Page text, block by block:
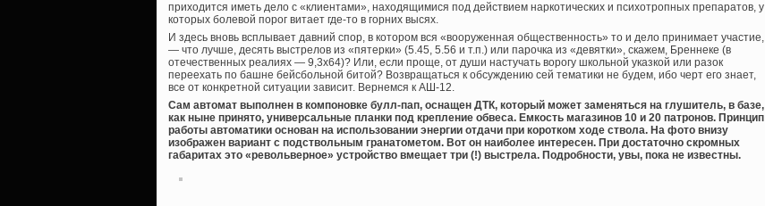
приходится иметь дело с «клиентами», находящимися под действием наркотических и психотропных препаратов, у
которых болевой порог витает где-то в горних высях.
И здесь вновь всплывает давний спор, в котором вся «вооруженная общественность» то и дело принимает участие,
— что лучше, десять выстрелов из «пятерки» (5.45, 5.56 и т.п.) или парочка из «девятки», скажем, Бреннеке (в
отечественных реалиях — 9,3х64)? Или, если проще, от души настучать ворогу школьной указкой или разок
переехать по башне бейсбольной битой? Возвращаться к обсуждению сей тематики не будем, ибо черт его знает,
все от конкретной ситуации зависит. Вернемся к АШ-12.
Сам автомат выполнен в компоновке булл-пап, оснащен ДТК, который может заменяться на глушитель, в базе,
как ныне принято, универсальные планки под крепление обвеса. Емкость магазинов 10 и 20 патронов. Принцип
работы автоматики основан на использовании энергии отдачи при коротком ходе ствола. На фото внизу
изображен вариант с подствольным гранатометом. Вот он наиболее интересен. При достаточно скромных
габаритах это «револьверное» устройство вмещает три (!) выстрела. Подробности, увы, пока не известны.